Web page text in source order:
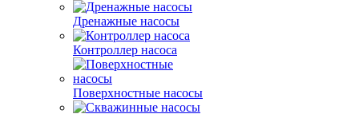
Дренажные насосы
Контроллер насоса
Поверхностные насосы